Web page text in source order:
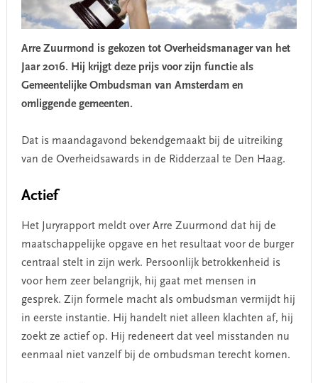
Arre Zuurmond is gekozen tot Overheidsmanager van het
Jaar 2016. Hij krijgt deze prijs voor zijn functie als
Gemeentelijke Ombudsman van Amsterdam en
omliggende gemeenten.
Dat is maandagavond bekendgemaakt bij de uitreiking
van de Overheidsawards in de Ridderzaal te Den Haag.
Actief
Het Juryrapport meldt over Arre Zuurmond dat hij de
maatschappelijke opgave en het resultaat voor de burger
centraal stelt in zijn werk. Persoonlijk betrokkenheid is
voor hem zeer belangrijk, hij gaat met mensen in
gesprek. Zijn formele macht als ombudsman vermijdt hij
in eerste instantie. Hij handelt niet alleen klachten af, hij
zoekt ze actief op. Hij redeneert dat veel misstanden nu
eenmaal niet vanzelf bij de ombudsman terecht komen.